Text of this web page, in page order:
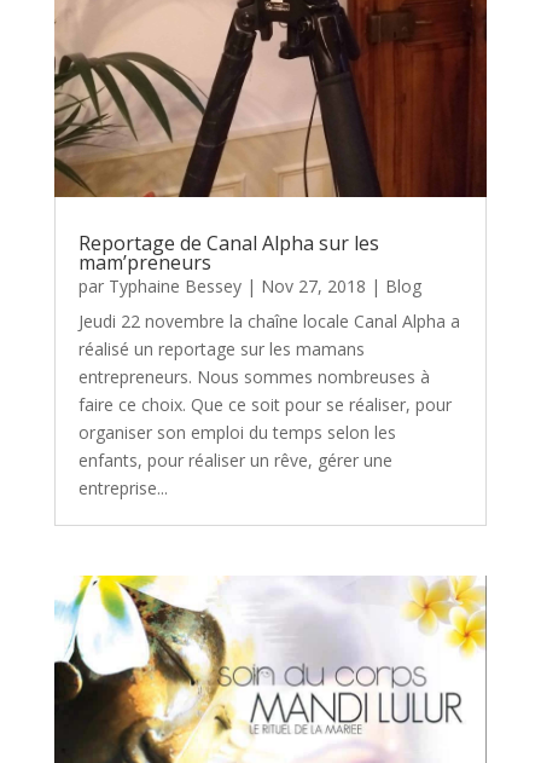
Reportage de Canal Alpha sur les
mam’preneurs
par Typhaine Bessey| Nov 27, 2018 | Blog
Jeudi 22 novembre la chaîne locale Canal Alpha a
réalisé un reportage sur les mamans
entrepreneurs. Nous sommes nombreuses à
faire ce choix. Que ce soit pour se réaliser, pour
organiser son emploi du temps selon les
enfants, pour réaliser un rêve, gérer une
entreprise...